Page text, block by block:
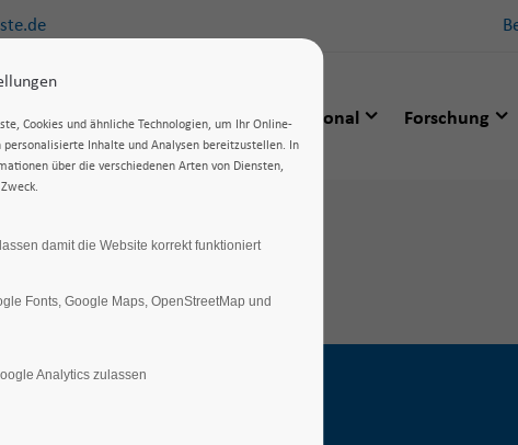
Studieninteressierte International Forschung
Cookies und ähnliche Technologien, um Ihr Online-
personalisierte Inhalte und Analysen bereitzustellen. In
über die verschiedenen Arten von Diensten,
damit die Website korrekt funktioniert
Fonts, Google Maps, OpenStreetMap und
Analytics zulassen